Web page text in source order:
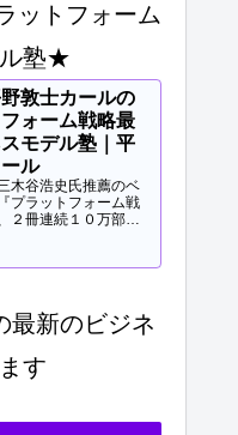
ットフォーム
ル塾★
敦士カールの
ォーム戦略最
モデル塾｜平
ル
木谷浩史氏推薦のベ
プラットフォーム戦
２冊連続１０万部突
授、早稲田MBA非常
最新のビジネ
す